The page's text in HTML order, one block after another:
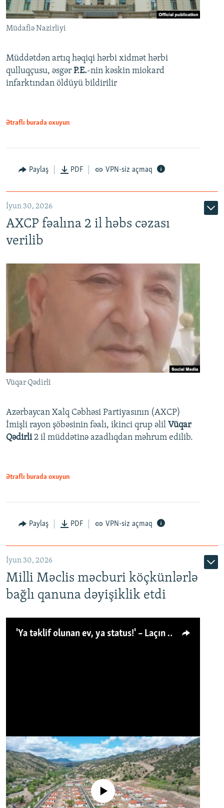
Müdafiə Nazirliyi
Müddətdən artıq həqiqi hərbi xidmət hərbi
qulluqçusu, əsgər P.E.-nin kəskin miokard
infarktından öldüyü bildirilir
Ətraflı burada oxuyun
Paylaş PDF VPN-siz açmaq
İyun 30, 2026
AXCP fəalına 2 il həbs cəzası
verilib
Vüqar Qədirli
Azərbaycan Xalq Cəbhəsi Partiyasının (AXCP)
İmişli rayon şöbəsinin fəalı, ikinci qrup əlil Vüqar
Qədirli2 il müddətinə azadlıqdan məhrum edilib.
Ətraflı burada oxuyun
Paylaş PDF VPN-siz açmaq
İyun 30, 2026
Milli Məclis məcburi köçkünlərlə
bağlı qanuna dəyişiklik etdi
'Ya təklif olunan ev, ya status!' – Laçın köçkünü: 'Laçından başqa heç hara!'
No media source currently available